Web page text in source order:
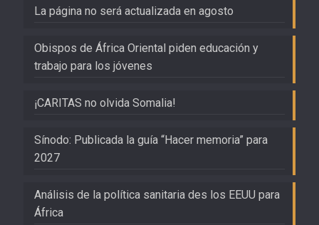
La página no será actualizada en agosto
Obispos de África Oriental piden educación y
trabajo para los jóvenes
¡CARITAS no olvida Somalia!
Sínodo: Publicada la guía “Hacer memoria” para
2027
Análisis de la política sanitaria des los EEUU para
África